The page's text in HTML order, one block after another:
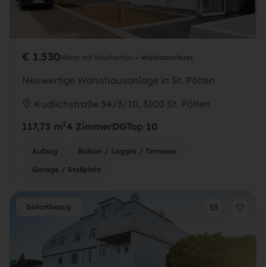
€ 1.530Miete mit Kaufoption + Wohnzuschuss
Neuwertige Wohnhausanlage in St. Pölten
Kudlichstraße 54/3/10, 3100 St. Pölten
117,73 m24 ZimmerDGTop 10
Aufzug Balkon / Loggia / Terrasse
Garage / Stellplatz
Sofortbezug